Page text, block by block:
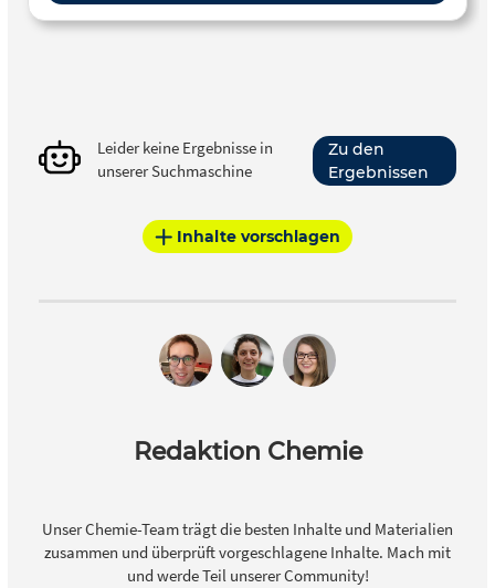
Leider keine Ergebnisse in
unserer Suchmaschine
Zu den
Ergebnissen
Inhalte vorschlagen
Redaktion Chemie
Unser Chemie-Team trägt die besten Inhalte und Materialien
zusammen und überprüft vorgeschlagene Inhalte. Mach mit
und werde Teil unserer Community!